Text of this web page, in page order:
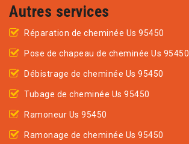
Autres services
Réparation de cheminée Us 95450
Pose de chapeau de cheminée Us 95450
Débistrage de cheminée Us 95450
Tubage de cheminée Us 95450
Ramoneur Us 95450
Ramonage de cheminée Us 95450